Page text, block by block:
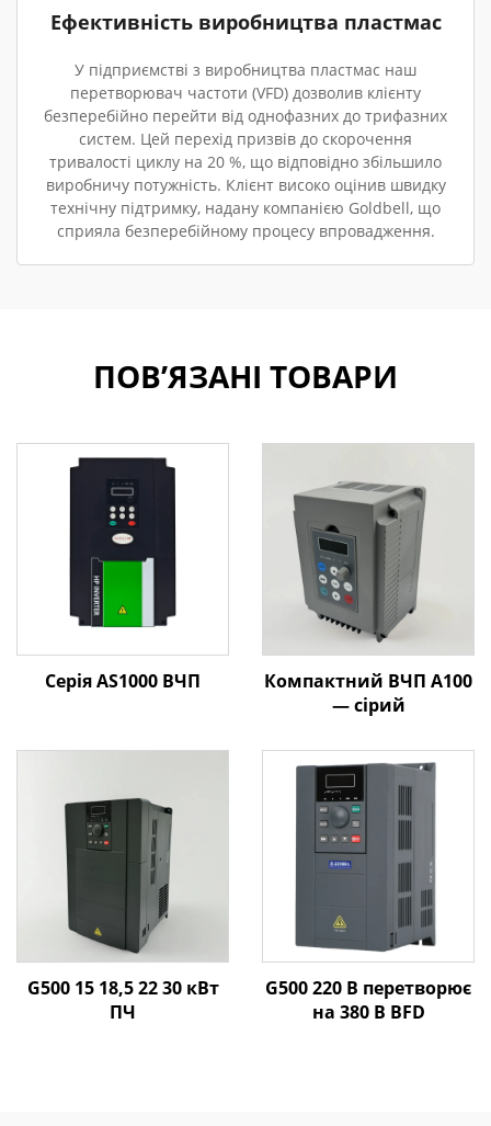
Ефективність виробництва пластмас
У підприємстві з виробництва пластмас наш
перетворювач частоти (VFD) дозволив клієнту
безперебійно перейти від однофазних до трифазних
систем. Цей перехід призвів до скорочення
тривалості циклу на 20 %, що відповідно збільшило
виробничу потужність. Клієнт високо оцінив швидку
технічну підтримку, надану компанією Goldbell, що
сприяла безперебійному процесу впровадження.
ПОВ’ЯЗАНІ ТОВАРИ
Серія AS1000 ВЧП
Компактний ВЧП A100
— сірий
G500 15 18,5 22 30 кВт
ПЧ
G500 220 В перетворює
на 380 В ВFD